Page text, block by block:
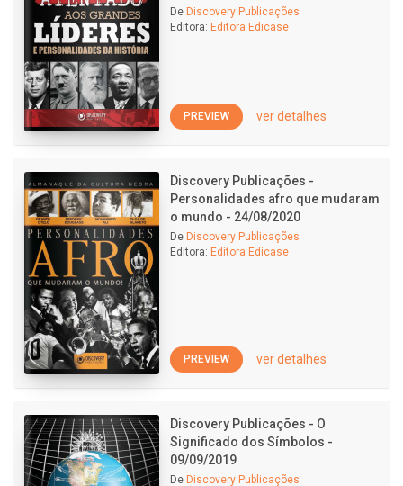
De Discovery Publicações
Editora: Editora Edicase
PREVIEW ver detalhes
Discovery Publicações -
Personalidades afro que mudaram
o mundo - 24/08/2020
De Discovery Publicações
Editora: Editora Edicase
PREVIEW ver detalhes
Discovery Publicações - O
Significado dos Símbolos -
09/09/2019
De Discovery Publicações